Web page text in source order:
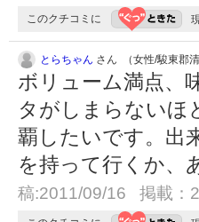
このクチコミに
とらちゃん さん （女性/駿東郡
ボリューム満点、
タがしまらないほ
覇したいです。出
を持って行くか、
稿:2011/09/16 掲載：